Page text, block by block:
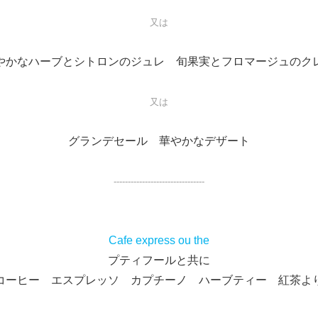
又は
かなハーブとシトロンのジュレ 旬果実とフロマージュのク
又は
グランデセール 華やかなデザート
--------------------------------
Cafe express ou the
プティフールと共に
ーヒー エスプレッソ カプチーノ ハーブティー 紅茶よ